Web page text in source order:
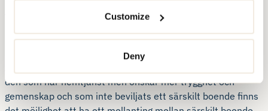
Customize
Deny
AttendoHem – ett boende för
gemenskap och trygghet
23 lägenheter på Fridhemsvägen kommer vara
den som har hemtjänst men önskar mer trygghet och
gemenskap och som inte beviljats ett särskilt boende finns